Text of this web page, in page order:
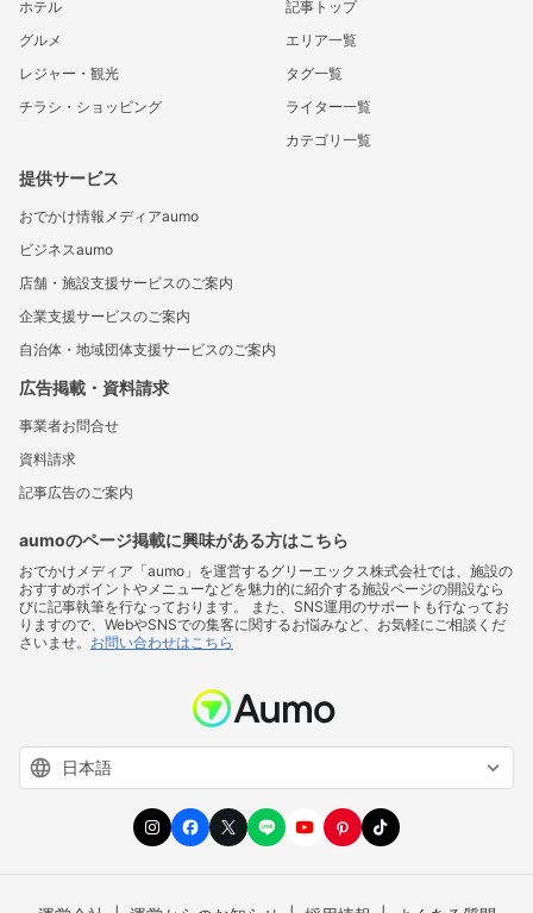
ホテル
グルメ
レジャー・観光
チラシ・ショッピング
記事トップ
エリア一覧
タグ一覧
ライター一覧
カテゴリ一覧
提供サービス
おでかけ情報メディアaumo
ビジネスaumo
店舗・施設支援サービスのご案内
企業支援サービスのご案内
自治体・地域団体支援サービスのご案内
広告掲載・資料請求
事業者お問合せ
資料請求
記事広告のご案内
aumoのページ掲載に興味がある方はこちら
おでかけメディア「aumo」を運営するグリーエックス株式会社では、施設の
おすすめポイントやメニューなどを魅力的に紹介する施設ページの開設なら
びに記事執筆を行なっております。 また、SNS運用のサポートも行なってお
りますので、WebやSNSでの集客に関するお悩みなど、お気軽にご相談くだ
さいませ。 お問い合わせはこちら